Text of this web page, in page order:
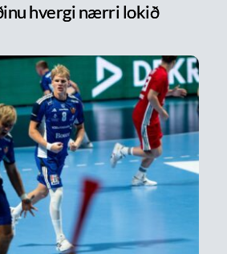
hvergi nærri lokið